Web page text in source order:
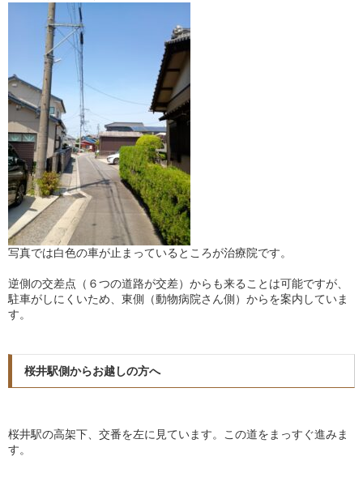
写真では白色の車が止まっているところが治療院です。
逆側の交差点（６つの道路が交差）からも来ることは可能ですが、
駐車がしにくいため、東側（動物病院さん側）からを案内していま
す。
桜井駅側からお越しの方へ
桜井駅の高架下、交番を左に見ています。この道をまっすぐ進みま
す。